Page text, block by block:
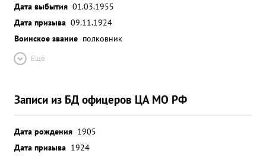
Дата выбытия 01.03.1955
Дата призыва 09.11.1924
Воинское звание полковник
Ещё
Записи из БД офицеров ЦА МО РФ
Дата рождения 1905
Дата призыва 1924